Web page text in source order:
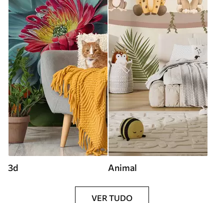
3d Animal
VER TUDO